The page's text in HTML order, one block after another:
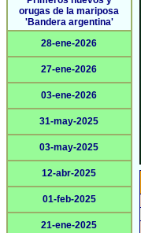
orugas de la mariposa
'Bandera argentina'
28-ene-2026
27-ene-2026
03-ene-2026
31-may-2025
03-may-2025
12-abr-2025
01-feb-2025
21-ene-2025